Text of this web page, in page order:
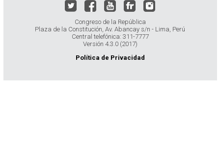
Congreso de la República
Plaza de la Constitución, Av. Abancay s/n - Lima, Perú
Central telefónica: 311-7777
Versión 4.3.0 (2017)
Política de Privacidad